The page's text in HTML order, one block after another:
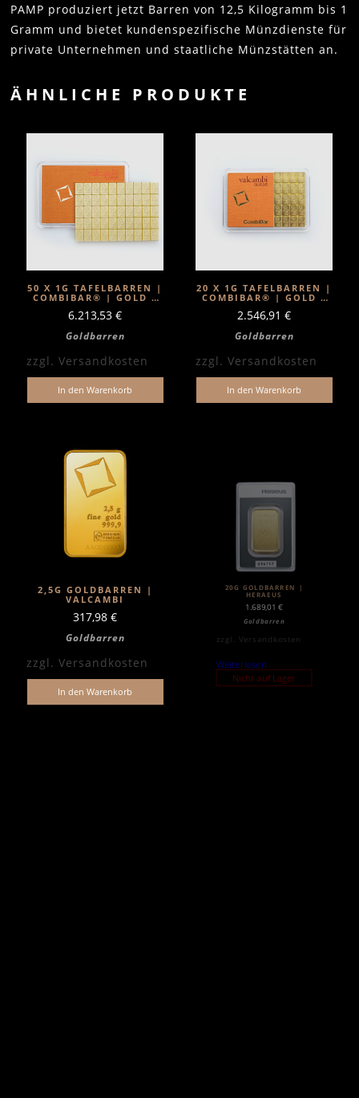
PAMP produziert jetzt Barren von 12,5 Kilogramm bis 1
Gramm und bietet kundenspezifische Münzdienste für
private Unternehmen und staatliche Münzstätten an.
ÄHNLICHE PRODUKTE
50 X 1G TAFELBARREN |
COMBIBAR® | GOLD |
VALCAMBI
6.213,53 €
Goldbarren
zzgl. Versandkosten
In den Warenkorb
20 X 1G TAFELBARREN |
COMBIBAR® | GOLD |
VALCAMBI
2.546,91 €
Goldbarren
zzgl. Versandkosten
In den Warenkorb
2,5G GOLDBARREN |
VALCAMBI
317,98 €
Goldbarren
zzgl. Versandkosten
In den Warenkorb
20G GOLDBARREN |
HERAEUS
1.689,01€
Goldbarren
zzgl. Versandkosten
Weiterlesen
Nicht auf Lager